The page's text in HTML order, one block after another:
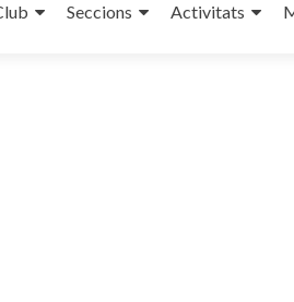
Seccions Activitats